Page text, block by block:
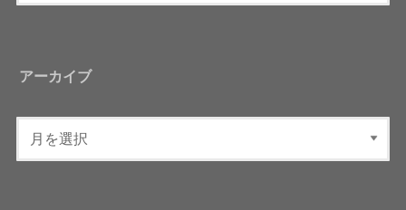
アーカイブ